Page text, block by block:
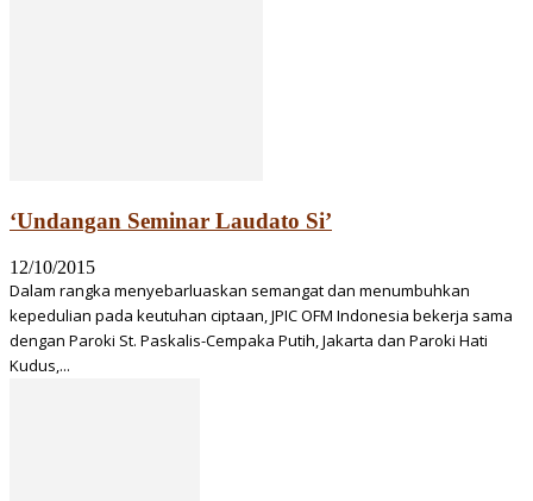
‘Undangan Seminar Laudato Si’
12/10/2015
Dalam rangka menyebarluaskan semangat dan menumbuhkan
kepedulian pada keutuhan ciptaan, JPIC OFM Indonesia bekerja sama
dengan Paroki St. Paskalis-Cempaka Putih, Jakarta dan Paroki Hati
Kudus,...